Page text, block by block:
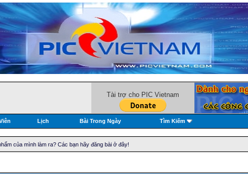
Tài trợ cho PIC Vietnam
Lịch Bài Trong Ngày Tìm Kiếm
của mình làm ra? Các bạn hãy đăng bài ở đây!